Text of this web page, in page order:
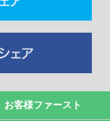
お客様ファースト